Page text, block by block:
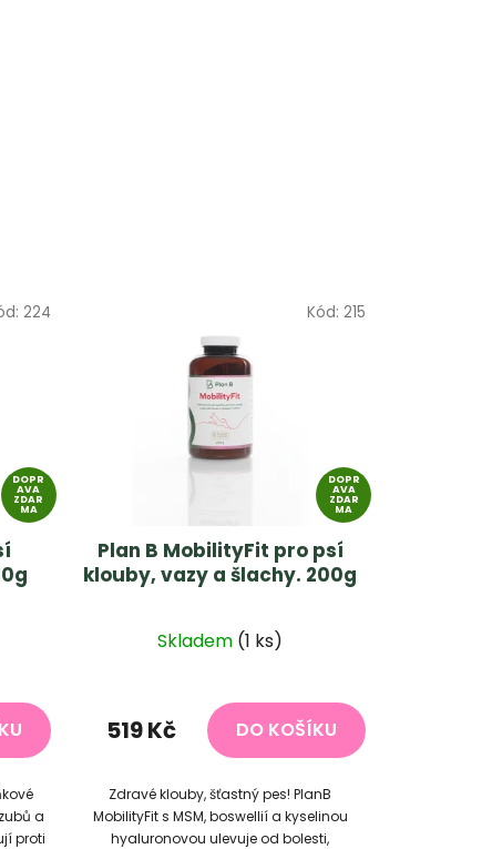
DOPR
AVA
ZDAR
MA
a
proti
224
DOPR
AVA
ZDAR
MA
Plan B MobilityFit pro psí
klouby, vazy a šlachy. 200g
hodnocení
je
5,0
5
hvězdiček.
Skladem (1 ks)
DO KOŠÍKU
519 Kč
Zdravé klouby, šťastný pes! PlanB
MobilityFit s MSM, boswellií a kyselinou
hyaluronovou ulevuje od bolesti,
Kód: 215